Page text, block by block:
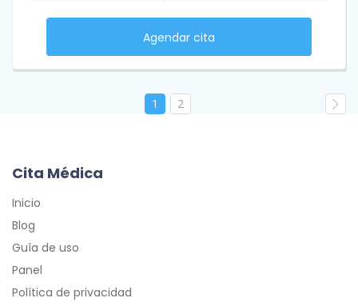
Agendar cita
1 2
Cita Médica
Inicio
Blog
Guía de uso
Panel
Política de privacidad